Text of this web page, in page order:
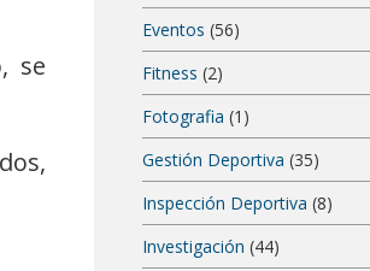
se
Eventos (56)
Fitness (2)
Fotografia (1)
Gestión Deportiva (35)
Inspección Deportiva (8)
Investigación (44)